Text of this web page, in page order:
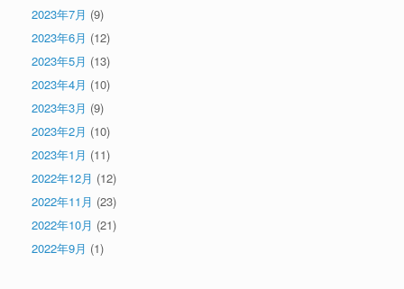
2023年7月 (9)
2023年6月 (12)
2023年5月 (13)
2023年4月 (10)
2023年3月 (9)
2023年2月 (10)
2023年1月 (11)
2022年12月 (12)
2022年11月 (23)
2022年10月 (21)
2022年9月 (1)